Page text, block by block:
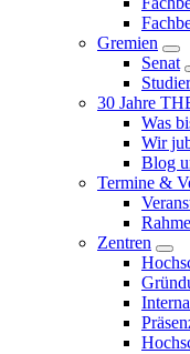
Gremien
Senat
30 Jahre
Was
Wir
Blog
Termine &
Zentren